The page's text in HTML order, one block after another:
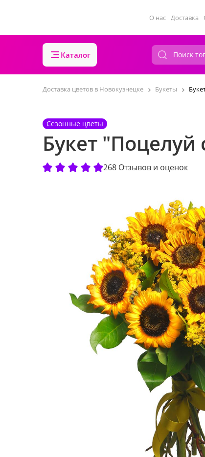
О нас Доставка
Каталог
Доставка цветов в Новокузнецке Букеты
Сезонные цветы
Букет "Поцелуй
268 Отзывов и оценок